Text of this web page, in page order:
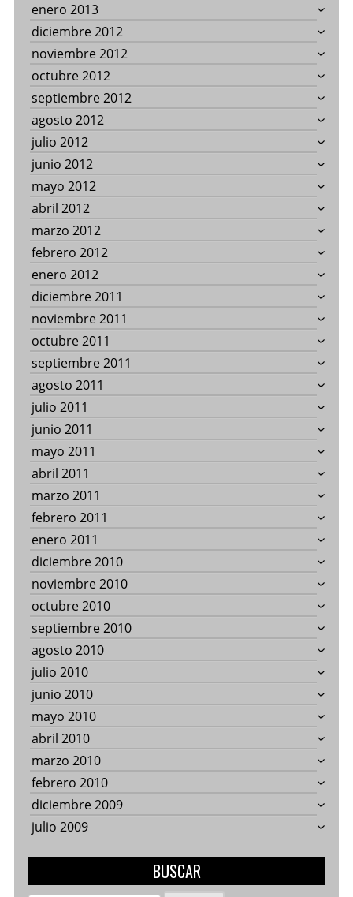
enero 2013
diciembre 2012
noviembre 2012
octubre 2012
septiembre 2012
agosto 2012
julio 2012
junio 2012
mayo 2012
abril 2012
marzo 2012
febrero 2012
enero 2012
diciembre 2011
noviembre 2011
octubre 2011
septiembre 2011
agosto 2011
julio 2011
junio 2011
mayo 2011
abril 2011
marzo 2011
febrero 2011
enero 2011
diciembre 2010
noviembre 2010
octubre 2010
septiembre 2010
agosto 2010
julio 2010
junio 2010
mayo 2010
abril 2010
marzo 2010
febrero 2010
diciembre 2009
julio 2009
BUSCAR